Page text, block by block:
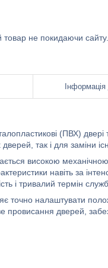
товар не покидаючи сайту.
(ПВХ) двері
так і для заміни
високою
навіть за
і тривалий термін
точно налаштувати
провисання дверей,